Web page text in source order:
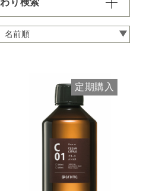
※一つお選びください
3か月に1度
定期購入